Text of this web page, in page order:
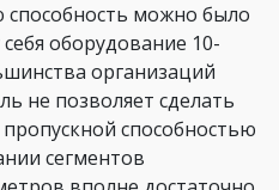
можно было
оборудование 10-
организаций
не позволяет сделать
способностью
сегментов